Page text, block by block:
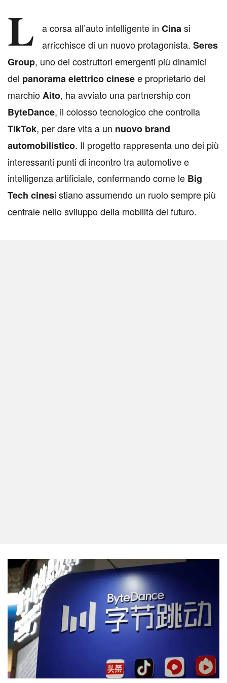
L a corsa all’auto intelligente in Cinasi
arricchisce di un nuovo protagonista. Seres
Group, uno dei costruttori emergenti più dinamici
del panorama elettrico cinesee proprietario del
marchioAito, ha avviato una partnership con
ByteDance, il colosso tecnologico che controlla
TikTok, per dare vita a un nuovo brand
automobilistico. Il progetto rappresenta uno dei più
interessanti punti di incontro tra automotive e
intelligenza artificiale, confermando come le Big
Tech cinesi stiano assumendo un ruolo sempre più
centrale nello sviluppo della mobilità del futuro.